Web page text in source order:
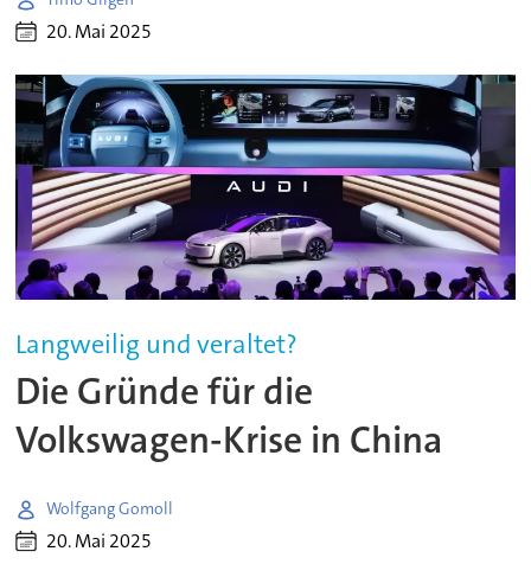
20. Mai 2025
Langweilig und veraltet?
Die Gründe für die
Volkswagen-Krise in China
Wolfgang Gomoll
20. Mai 2025